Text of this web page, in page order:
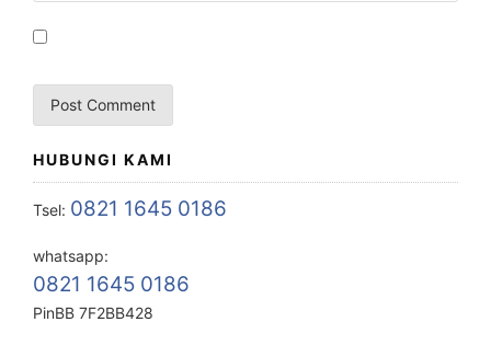
HUBUNGI KAMI
Tsel: 0821 1645 0186
whatsapp:
0821 1645 0186
PinBB 7F2BB428